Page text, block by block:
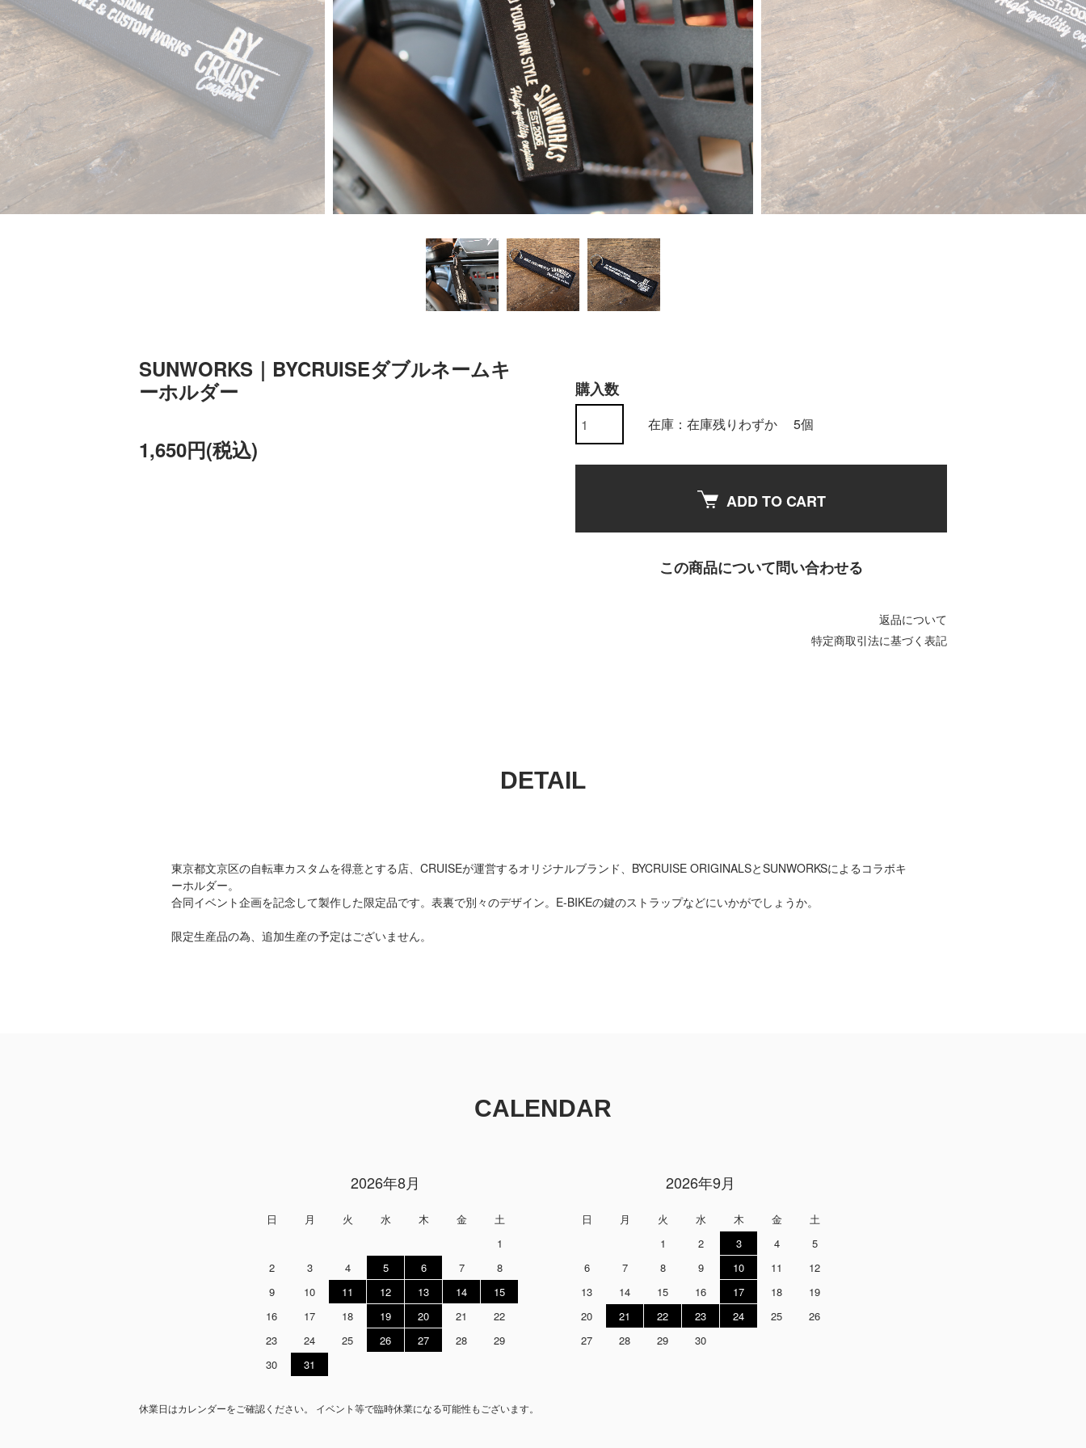
SUNWORKS｜BYCRUISEダブルネームキ
ーホルダー
1,650円(税込)
購入数
在庫：在庫残りわずか 5個
ADD TO CART
この商品について問い合わせる
返品について
特定商取引法に基づく表記
DETAIL
東京都文京区の自転車カスタムを得意とする店、CRUISEが運営するオリジナルブランド、BYCRUISE ORIGINALSとSUNWORKSによるコラボキ
ーホルダー。
合同イベント企画を記念して製作した限定品です。表裏で別々のデザイン。E-BIKEの鍵のストラップなどにいかがでしょうか。
限定生産品の為、追加生産の予定はございません。
CALENDAR
2026年8月
日 月 火 水 木 金
土
1
2
3 4 5 6 7
8
9
10 11 12 13 14
15
16
17 18 19 20 21
22
23
24 25 26 27 28
29
30
31
2026年9月
日 月 火 水 木 金
土
1
2 3 4
5
6
7 8 9 10 11
12
13
14 15 16 17 18
19
20
21 22 23 24 25
26
27
28 29 30
休業日はカレンダーをご確認ください。 イベント等で臨時休業になる可能性もございます。